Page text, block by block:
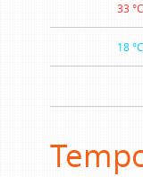
33 °C
18 °C